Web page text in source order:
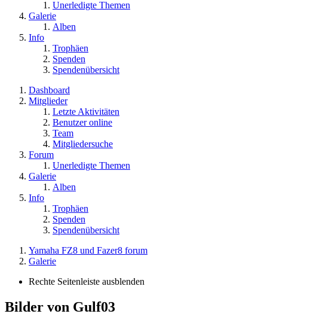
Unerledigte Themen
Galerie
Alben
Info
Trophäen
Spenden
Spendenübersicht
Dashboard
Mitglieder
Letzte Aktivitäten
Benutzer online
Team
Mitgliedersuche
Forum
Unerledigte Themen
Galerie
Alben
Info
Trophäen
Spenden
Spendenübersicht
Yamaha FZ8 und Fazer8 forum
Galerie
Rechte Seitenleiste ausblenden
Bilder von Gulf03